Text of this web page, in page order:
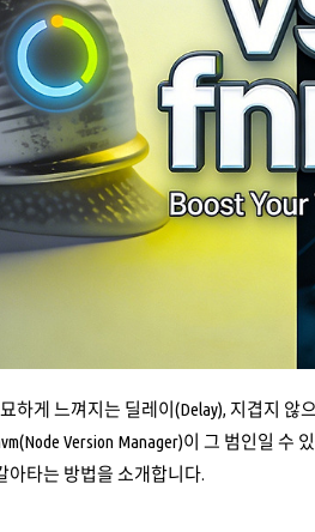
하게 느껴지는 딜레이(Delay), 지겹지 않
Version Manager)이 그 범인일
아타는 방법을 소개합니다.